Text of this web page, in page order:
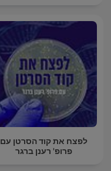
לפצח את קוד הסרטן עם
פרופ' רענן ברגר